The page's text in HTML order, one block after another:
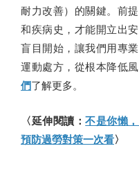
耐力改善）的關鍵。前
和疾病史，才能開立出
盲目開始，讓我們用專
運動處方，從根本降低
們了解更多。
〈延伸閱讀：不是你懶
預防過勞對策一次看〉